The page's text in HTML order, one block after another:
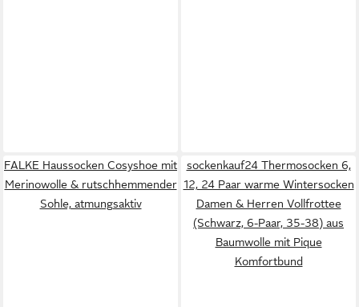
FALKE Haussocken Cosyshoe mit
Merinowolle & rutschhemmender
Sohle, atmungsaktiv
sockenkauf24 Thermosocken 6,
12, 24 Paar warme Wintersocken
Damen & Herren Vollfrottee
(Schwarz, 6-Paar, 35-38) aus
Baumwolle mit Pique
Komfortbund